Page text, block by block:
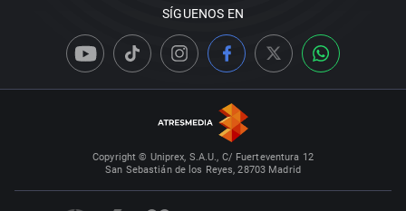
SÍGUENOS EN
Copyright © Uniprex, S.A.U., C/ Fuerteventura 12
San Sebastián de los Reyes, 28703 Madrid